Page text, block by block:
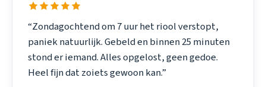
“Zondagochtend om 7 uur het riool verstopt,
paniek natuurlijk. Gebeld en binnen 25 minuten
stond er iemand. Alles opgelost, geen gedoe.
Heel fijn dat zoiets gewoon kan.”